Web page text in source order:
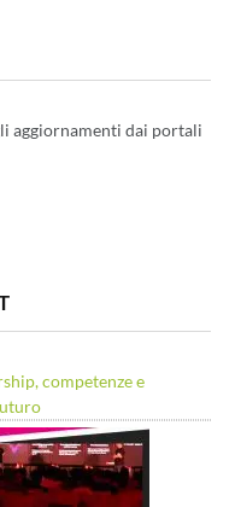
aggiornamenti dai portali
competenze e